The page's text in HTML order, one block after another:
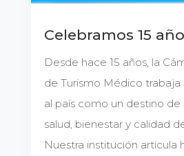
Celebramos 15
Desde hace 15 años, la
de Turismo Médico trabaja
al país como un destino
salud, bienestar y calidad
Nuestra institución articula